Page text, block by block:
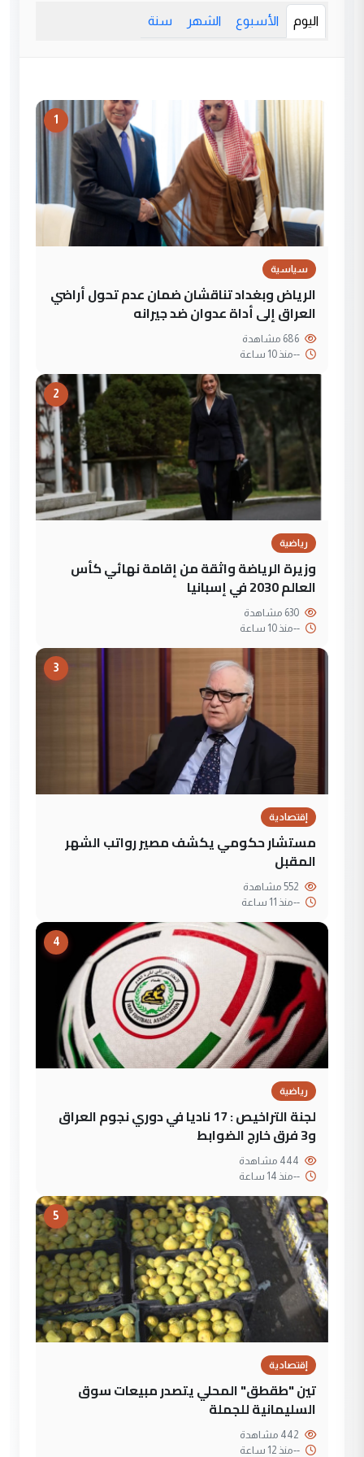
اليوم الأسبوع الشهر سنة
1
سياسية
الرياض وبغداد تناقشان ضمان عدم تحول أراضي
العراق إلى أداة عدوان ضد جيرانه
--منذ 10 ساعة
2
رياضية
وزيرة الرياضة واثقة من إقامة نهائي كأس
العالم 2030 في إسبانيا
--منذ 10 ساعة
3
إقتصادية
مستشار حكومي يكشف مصير رواتب الشهر
المقبل
--منذ 11 ساعة
4
رياضية
لجنة التراخيص : 17 ناديا في دوري نجوم العراق
و3 فرق خارج الضوابط
--منذ 14 ساعة
5
إقتصادية
تين "طقطق" المحلي يتصدر مبيعات سوق
السليمانية للجملة
--منذ 12 ساعة